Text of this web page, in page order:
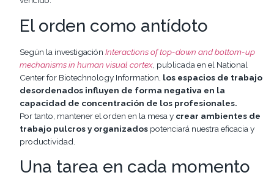
El orden como antídoto
Según la investigación Interactions of top-down and bottom-up
mechanisms in human visual cortex , publicada en el National
Center for Biotechnology Information, los espacios de trabajo
desordenados influyen de forma negativa en la
capacidad de concentración de los profesionales.
Por tanto, mantener el orden en la mesa y crear ambientes de
trabajo pulcros y organizados potenciará nuestra eficacia y
productividad.
Una tarea en cada momento